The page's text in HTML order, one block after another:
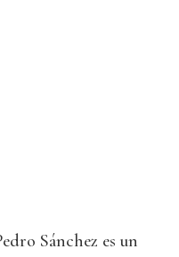
Sánchez es un